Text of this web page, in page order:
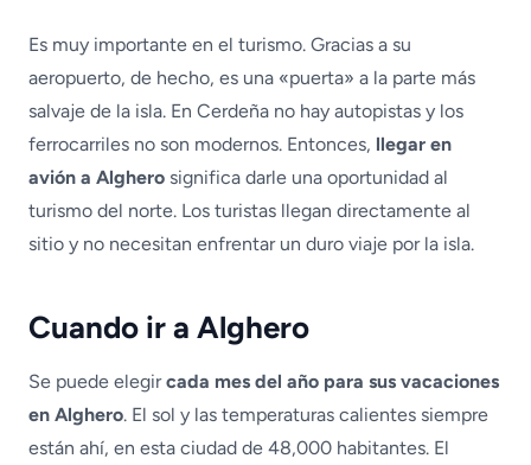
Es muy importante en el turismo. Gracias a su
aeropuerto, de hecho, es una «puerta» a la parte más
salvaje de la isla. En Cerdeña no hay autopistas y los
ferrocarriles no son modernos. Entonces, llegar en
avión a Alghero significa darle una oportunidad al
turismo del norte. Los turistas llegan directamente al
sitio y no necesitan enfrentar un duro viaje por la isla.
Cuando ir a Alghero
Se puede elegircada mes del año para sus vacaciones
en Alghero. El sol y las temperaturas calientes siempre
están ahí, en esta ciudad de 48,000 habitantes. El